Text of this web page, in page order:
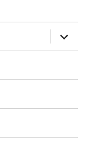
ouvrir
le
sous-